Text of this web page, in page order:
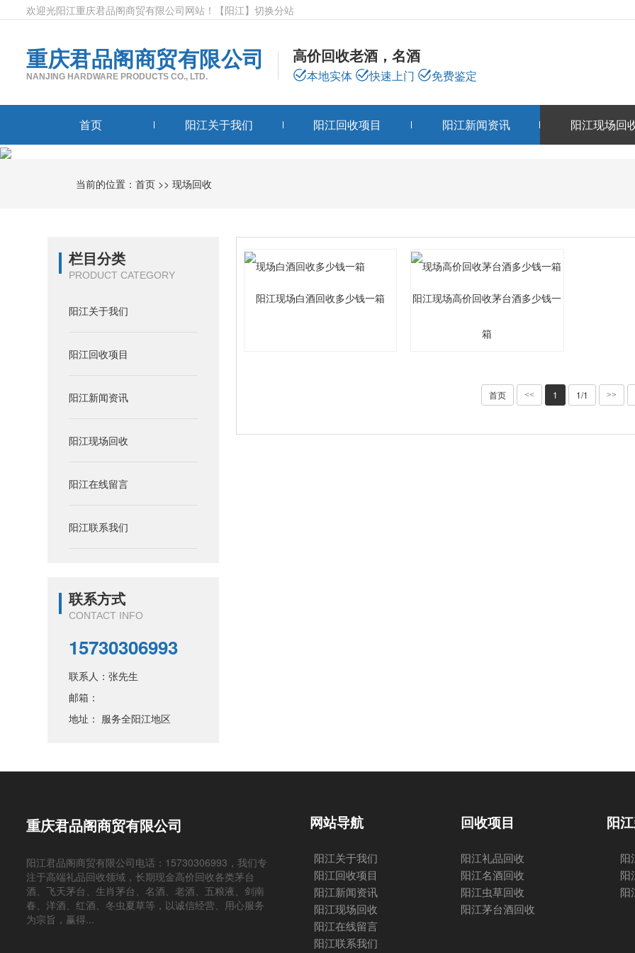
欢迎光阳江重庆君品阁商贸有限公司网站！ 【阳江】 切换分站
重庆君品阁商贸有限公司
NANJING HARDWARE PRODUCTS CO., LTD.
高价回收老酒，名酒
本地实体 快速上门 免费鉴定
首页 阳江关于我们 阳江回收项目 阳江新闻资讯 阳江现场回
当前的位置：首页 >>现场回收
栏目分类
PRODUCT CATEGORY
阳江关于我们
阳江回收项目
阳江新闻资讯
阳江现场回收
阳江在线留言
阳江联系我们
联系方式
CONTACT INFO
15730306993
联系人：张先生
邮箱：
地址： 服务全阳江地区
阳江现场白酒回收多少钱一箱 阳江现场高价回收茅台酒多少钱一
箱
首页 << 1 1/1 >>
重庆君品阁商贸有限公司
阳江君品阁商贸有限公司电话：15730306993，我们专
注于高端礼品回收领域，长期现金高价回收各类茅台
酒、飞天茅台、生肖茅台、名酒、老酒、五粮液、剑南
春、洋酒、红酒、冬虫夏草等，以诚信经营、用心服务
为宗旨，赢得...
网站导航
阳江关于我们
阳江回收项目
阳江新闻资讯
阳江现场回收
阳江在线留言
阳江联系我们
回收项目
阳江礼品回收
阳江名酒回收
阳江虫草回收
阳江茅台酒回收
阳
阳
阳
阳